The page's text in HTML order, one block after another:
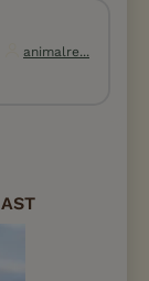
animalre...